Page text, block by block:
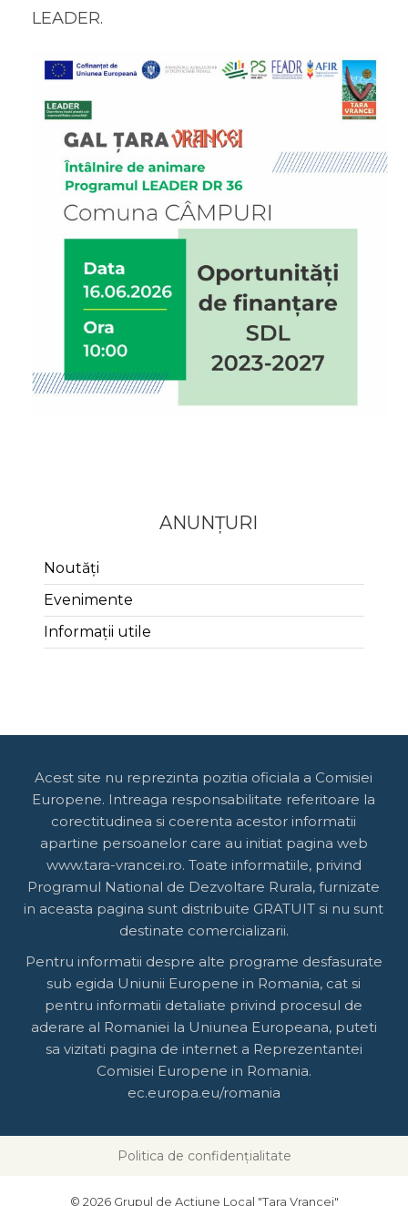
LEADER.
ANUNȚURI
Noutăți
Evenimente
Informații utile
Acest site nu reprezinta pozitia oficiala a Comisiei
Europene. Intreaga responsabilitate referitoare la
corectitudinea si coerenta acestor informatii
apartine persoanelor care au initiat pagina web
www.tara-vrancei.ro. Toate informatiile, privind
Programul National de Dezvoltare Rurala, furnizate
in aceasta pagina sunt distribuite GRATUIT si nu sunt
destinate comercializarii.
Pentru informatii despre alte programe desfasurate
sub egida Uniunii Europene in Romania, cat si
pentru informatii detaliate privind procesul de
aderare al Romaniei la Uniunea Europeana, puteti
sa vizitati pagina de internet a Reprezentantei
Comisiei Europene in Romania.
ec.europa.eu/romania
Politica de confidențialitate
© 2026 Grupul de Actiune Local "Tara Vrancei"